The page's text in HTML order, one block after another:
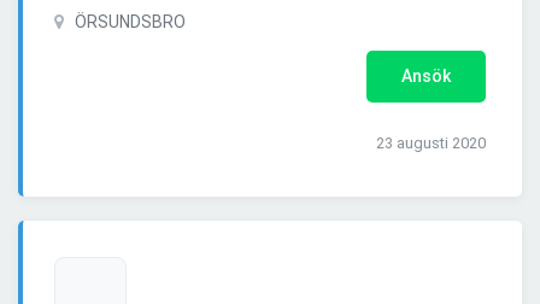
ÖRSUNDSBRO
Ansök
23 augusti 2020